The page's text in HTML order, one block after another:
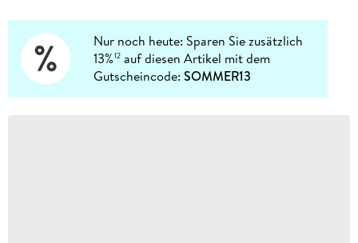
Nur noch heute: Sparen Sie zusätzlich
13%12 auf diesen Artikel mit dem
Gutscheincode:SOMMER13